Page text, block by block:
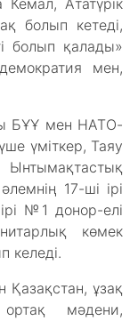
Ататүрік
болып кетеді,
болып қалады»
мен,
БҰҰ мен НАТО-
үміткер, Таяу
17-ші ірі
№1 донор-елі
көмек
келеді.
Қазақстан, ұзақ
ортақ мәдени,